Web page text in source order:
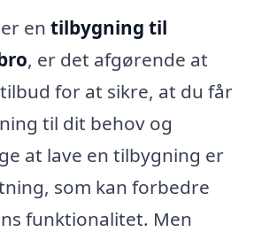
en tilbygning til
, er det afgørende at
for at sikre, at du får
til dit behov og
at lave en tilbygning er
som kan forbedre
funktionalitet. Men